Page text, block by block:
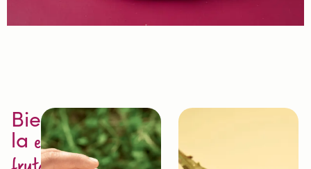
Bienvenido a
la excelencia en la